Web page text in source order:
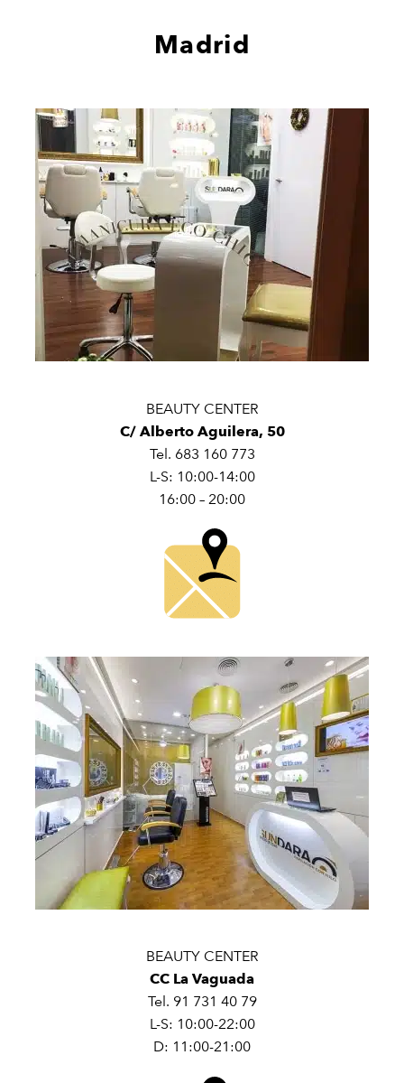
Madrid
BEAUTY CENTER
C/ Alberto Aguilera, 50
Tel. 683 160 773
L-S: 10:00-14:00
16:00 – 20:00
BEAUTY CENTER
CC La Vaguada
Tel. 91 731 40 79
L-S: 10:00-22:00
D: 11:00-21:00